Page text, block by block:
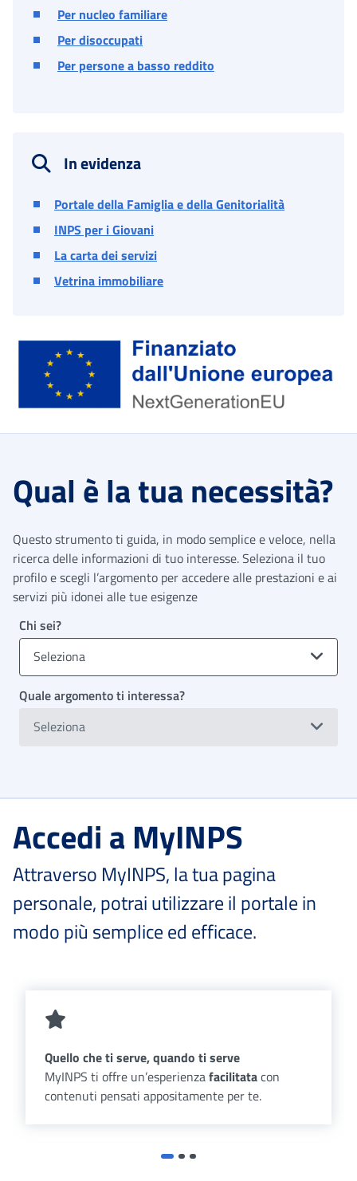
Per nucleo familiare
Per disoccupati
Per persone a basso reddito
In evidenza
Portale della Famiglia e della Genitorialità
INPS per i Giovani
La carta dei servizi
Vetrina immobiliare
Qual è la tua necessità?
Questo strumento ti guida, in modo semplice e veloce, nella
ricerca delle informazioni di tuo interesse. Seleziona il tuo
profilo e scegli l’argomento per accedere alle prestazioni e ai
servizi più idonei alle tue esigenze
Chi sei?
Seleziona
Quale argomento ti interessa?
Seleziona
Accedi a MyINPS
Attraverso MyINPS, la tua pagina
personale, potrai utilizzare il portale in
modo più semplice ed efficace.
Quello che ti serve, quando ti serve
MyINPS ti offre un’esperienzafacilitatacon
contenuti pensati appositamente per te.